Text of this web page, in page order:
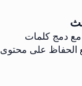
دمج كلمات
الحفاظ على محتوى